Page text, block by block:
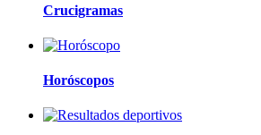
Crucigramas
Horóscopos